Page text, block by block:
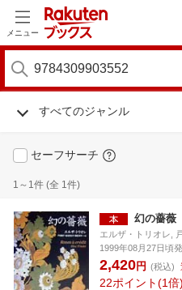
メニュー
すべてのジャンル
セーフサーチ
1～1件 (全 1件)
幻の薔薇
エルザ・トリオレ,
1999年08月27日頃
2,420円 (税込)
22ポイント 1倍